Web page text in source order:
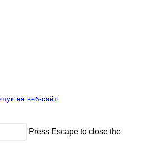
на веб-сайті
Press Escape to close the